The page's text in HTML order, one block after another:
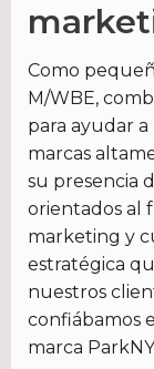
Como
M/WBE,
para ayudar
marcas
su presencia
orientados al
marketing y
estratégica
nuestros
confiábamos
marca